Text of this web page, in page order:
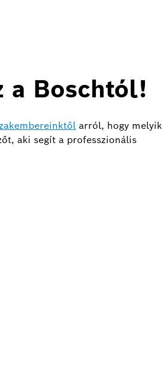
a Boschtól!
arról, hogy melyik
aki segít a professzionális